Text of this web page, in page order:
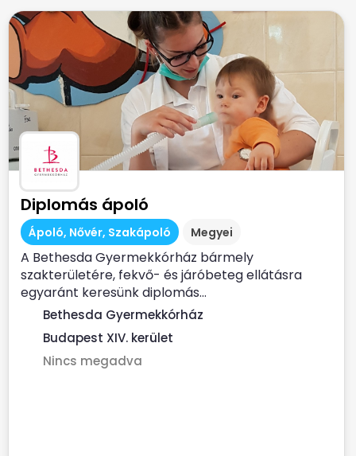
Diplomás ápoló
Ápoló, Nővér, Szakápoló Megyei
A Bethesda Gyermekkórház bármely
szakterületére, fekvő- és járóbeteg ellátásra
egyaránt keresünk diplomás...
Bethesda Gyermekkórház
Budapest XIV. kerület
Nincs megadva